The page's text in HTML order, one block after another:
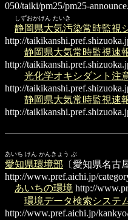
050/taiki/pm25/pm25-
しずおかけん たいき
静岡県大気汚染常時監視
http://
静岡県大気常時監視速
http://
光化学オキシダント注
http://
静岡県大気常時監視
http://
あいち けん かんきょう ぶ
愛知県環境部 〔愛知県名古
http://www.pref.aichi.jp/
あいちの環境 http://
環境データ検索システ
http://www.pref.aichi.jp/